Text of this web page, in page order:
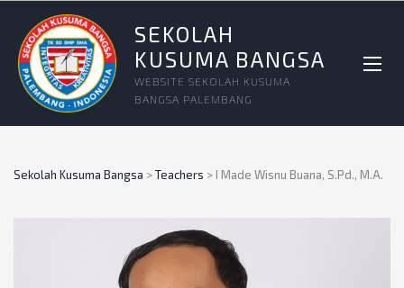
SEKOLAH
KUSUMA BANGSA
WEBSITE SEKOLAH KUSUMA
BANGSA PALEMBANG
Sekolah Kusuma Bangsa >Teachers > I Made Wisnu Buana, S.Pd., M.A.